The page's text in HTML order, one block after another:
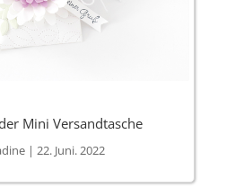
Mini Versandtasche
| 22. Juni. 2022